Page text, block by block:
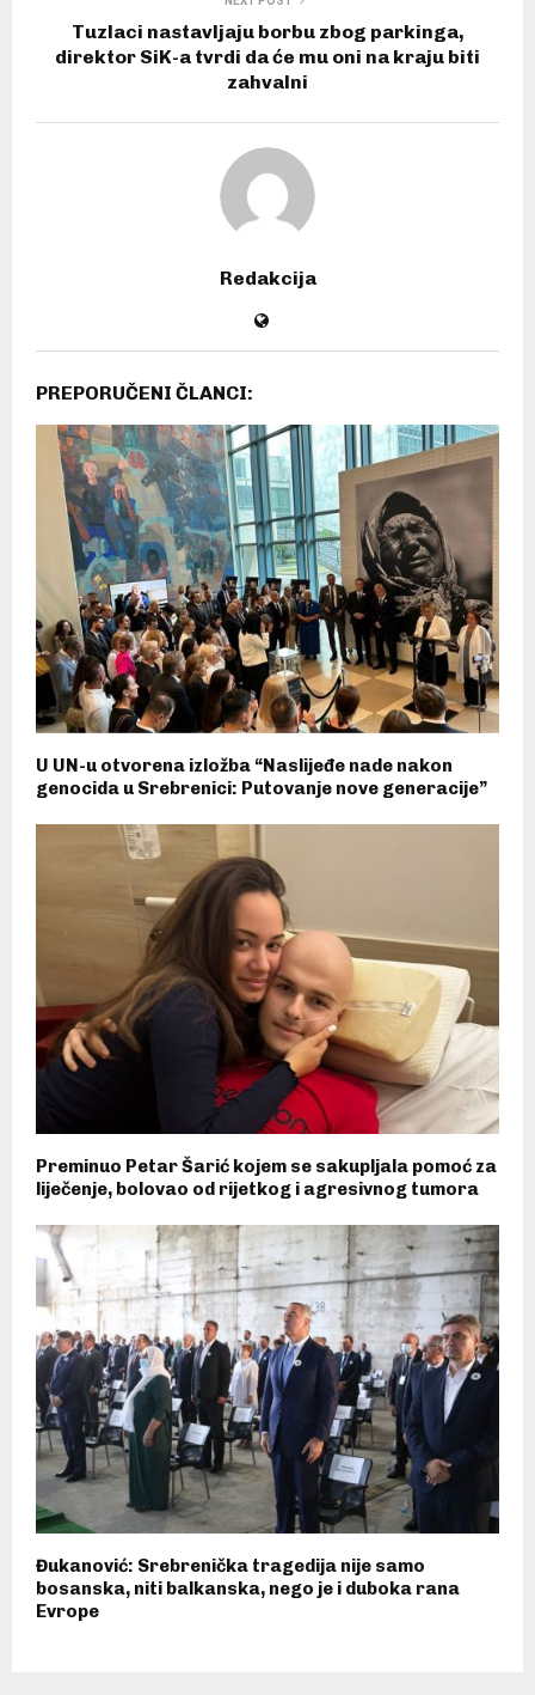
Tuzlaci nastavljaju borbu zbog parkinga,
direktor SiK-a tvrdi da će mu oni na kraju biti
zahvalni
Redakcija
PREPORUČENI ČLANCI:
U UN-u otvorena izložba “Naslijeđe nade nakon
genocida u Srebrenici: Putovanje nove generacije”
Preminuo Petar Šarić kojem se sakupljala pomoć za
liječenje, bolovao od rijetkog i agresivnog tumora
Đukanović: Srebrenička tragedija nije samo
bosanska, niti balkanska, nego je i duboka rana
Evrope